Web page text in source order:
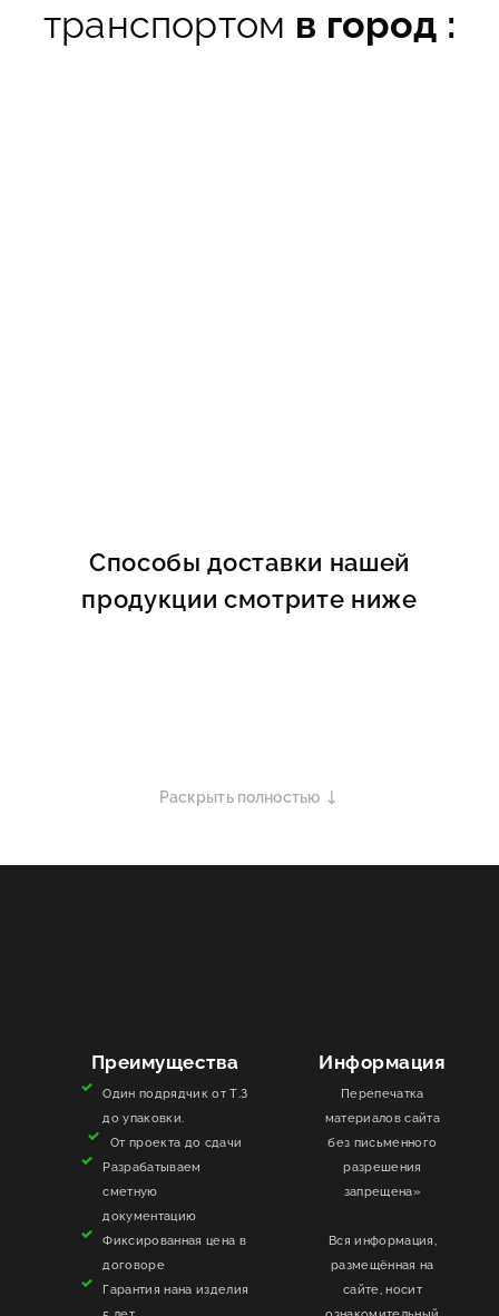
транспортом в город :
Способы доставки нашей
продукции смотрите ниже
Раскрыть полностью
Преимущества
Один подрядчик от Т.З
до упаковки.
От проекта до сдачи
Разрабатываем
сметную
документацию
Фиксированная цена в
договоре
Гарантия нана изделия
Информация
Перепечатка
материалов сайта
без письменного
разрешения
запрещена»
Вся информация,
размещённая на
сайте, носит